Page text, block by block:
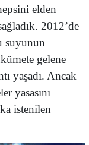
elden
2012’de
suyunun
gelene
yaşadı. Ancak
yasasını
istenilen